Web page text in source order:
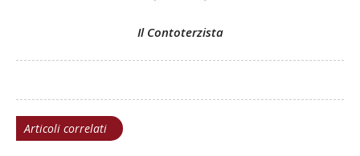
Il Contoterzista
Articoli correlati